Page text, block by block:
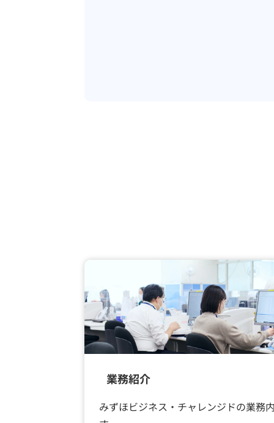
業務紹介
みずほビジネス・チャレンジドの業務